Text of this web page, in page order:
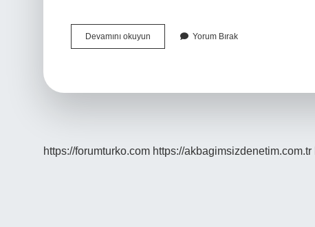
Devamını okuyun
Ne
Yorum Bırak
https://forumturko.com https://akbagimsizdenetim.com.tr